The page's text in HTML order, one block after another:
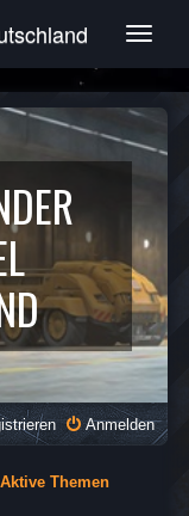
T
g
e
v
g
a
t
i
o
n
Anmelden
Aktive Themen